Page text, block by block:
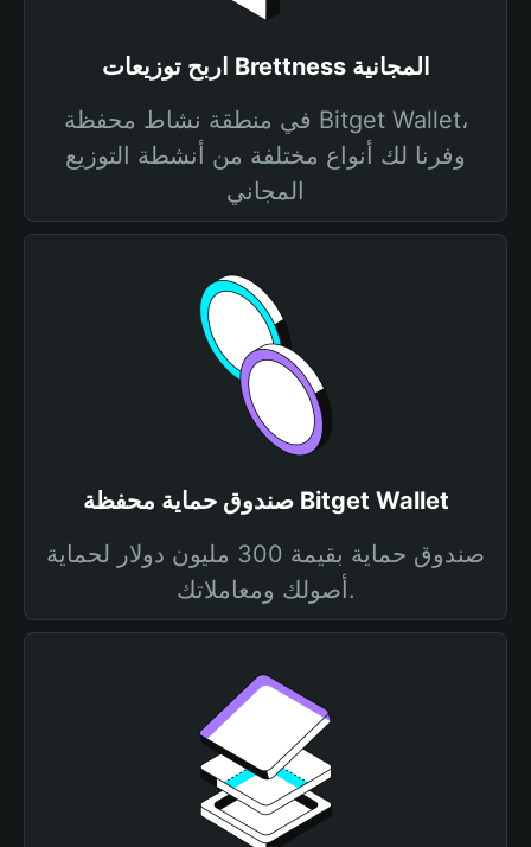
اربح توزيعات Brettness المجانية
في منطقة نشاط محفظة Bitget Wallet،
وفرنا لك أنواع مختلفة من أنشطة التوزيع
المجاني
صندوق حماية محفظة Bitget Wallet
صندوق حماية بقيمة 300 مليون دولار لحماية
أصولك ومعاملاتك.